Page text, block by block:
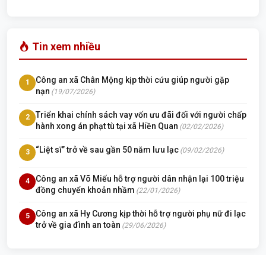
Tin xem nhiều
1
Công an xã Chân Mộng kịp thời cứu giúp người gặp
nạn (19/07/2026)
2
Triển khai chính sách vay vốn ưu đãi đối với người chấp
hành xong án phạt tù tại xã Hiền Quan (02/02/2026)
3 “Liệt sĩ” trở về sau gần 50 năm lưu lạc (09/02/2026)
4
Công an xã Võ Miếu hỗ trợ người dân nhận lại 100 triệu
đồng chuyển khoản nhầm (22/01/2026)
5
Công an xã Hy Cương kịp thời hỗ trợ người phụ nữ đi lạc
trở về gia đình an toàn (29/06/2026)